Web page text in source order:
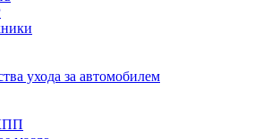
ухода за автомобилем